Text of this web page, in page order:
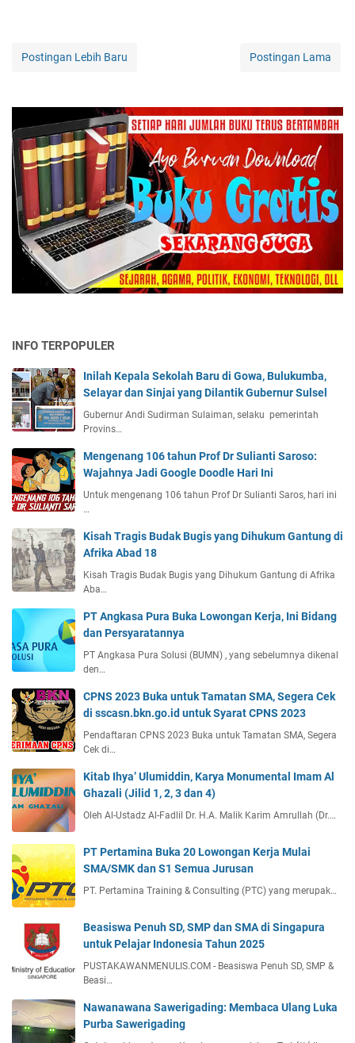
Postingan Lebih Baru Postingan Lama
INFO TERPOPULER
Inilah Kepala Sekolah Baru di Gowa, Bulukumba,
Selayar dan Sinjai yang Dilantik Gubernur Sulsel
Gubernur Andi Sudirman Sulaiman, selaku pemerintah
Provins…
Mengenang 106 tahun Prof Dr Sulianti Saroso:
Wajahnya Jadi Google Doodle Hari Ini
Untuk mengenang 106 tahun Prof Dr Sulianti Saros, hari ini
…
Kisah Tragis Budak Bugis yang Dihukum Gantung di
Afrika Abad 18
Kisah Tragis Budak Bugis yang Dihukum Gantung di Afrika
Aba…
PT Angkasa Pura Buka Lowongan Kerja, Ini Bidang
dan Persyaratannya
PT Angkasa Pura Solusi (BUMN) , yang sebelumnya dikenal
den…
CPNS 2023 Buka untuk Tamatan SMA, Segera Cek
di sscasn.bkn.go.id untuk Syarat CPNS 2023
Pendaftaran CPNS 2023 Buka untuk Tamatan SMA, Segera
Cek di…
Kitab Ihya’ Ulumiddin, Karya Monumental Imam Al
Ghazali (Jilid 1, 2, 3 dan 4)
Oleh Al-Ustadz Al-Fadlil Dr. H.A. Malik Karim Amrullah (Dr.…
PT Pertamina Buka 20 Lowongan Kerja Mulai
SMA/SMK dan S1 Semua Jurusan
PT. Pertamina Training & Consulting (PTC) yang merupak…
Beasiswa Penuh SD, SMP dan SMA di Singapura
untuk Pelajar Indonesia Tahun 2025
PUSTAKAWANMENULIS.COM - Beasiswa Penuh SD, SMP &
Beasi…
Nawanawana Sawerigading: Membaca Ulang Luka
Purba Sawerigading